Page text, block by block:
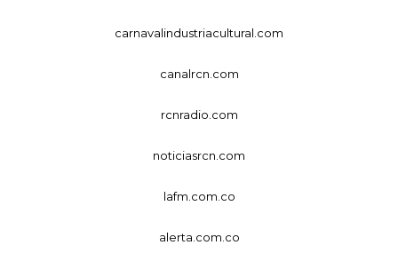
carnavalindustriacultural.com
canalrcn.com
rcnradio.com
noticiasrcn.com
lafm.com.co
alerta.com.co